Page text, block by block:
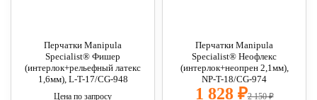
Перчатки Manipula
Specialist® Фишер
(интерлок+рельефный латекс
1,6мм), L-T-17/CG-948
Цена по запросу
Перчатки Manipula
Specialist® Неофлекс
(интерлок+неопрен 2,1мм),
NP-T-18/CG-974
1 828 ₽2 150 ₽